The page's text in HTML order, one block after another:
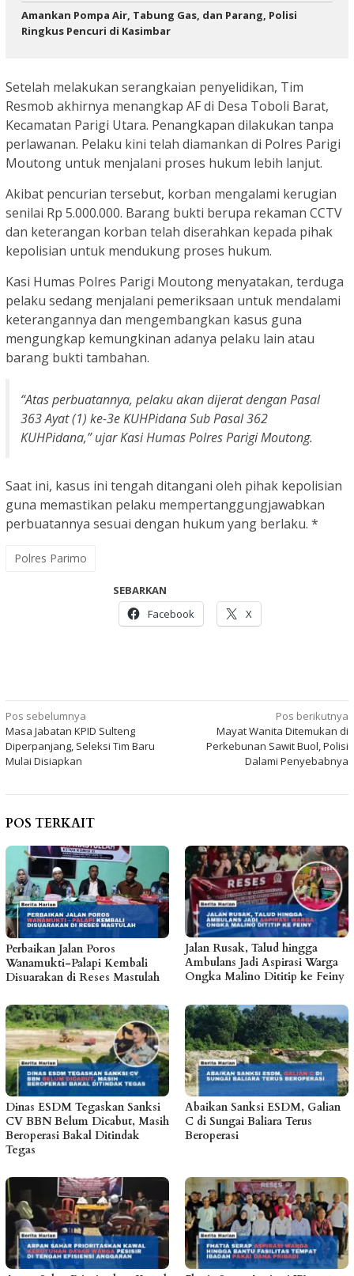
Amankan Pompa Air, Tabung Gas, dan Parang, Polisi
Ringkus Pencuri di Kasimbar
Setelah melakukan serangkaian penyelidikan, Tim
Resmob akhirnya menangkap AF di Desa Toboli Barat,
Kecamatan Parigi Utara. Penangkapan dilakukan tanpa
perlawanan. Pelaku kini telah diamankan di Polres Parigi
Moutong untuk menjalani proses hukum lebih lanjut.
Akibat pencurian tersebut, korban mengalami kerugian
senilai Rp 5.000.000. Barang bukti berupa rekaman CCTV
dan keterangan korban telah diserahkan kepada pihak
kepolisian untuk mendukung proses hukum.
Kasi Humas Polres Parigi Moutong menyatakan, terduga
pelaku sedang menjalani pemeriksaan untuk mendalami
keterangannya dan mengembangkan kasus guna
mengungkap kemungkinan adanya pelaku lain atau
barang bukti tambahan.
“Atas perbuatannya, pelaku akan dijerat dengan Pasal
363 Ayat (1) ke-3e KUHPidana Sub Pasal 362
KUHPidana,” ujar Kasi Humas Polres Parigi Moutong.
Saat ini, kasus ini tengah ditangani oleh pihak kepolisian
guna memastikan pelaku mempertanggungjawabkan
perbuatannya sesuai dengan hukum yang berlaku. *
Polres Parimo
SEBARKAN
Facebook
X
Navigasi
pos
Pos sebelumnya
Masa Jabatan KPID Sulteng
Diperpanjang, Seleksi Tim Baru
Mulai Disiapkan
Pos berikutnya
Mayat Wanita Ditemukan di
Perkebunan Sawit Buol, Polisi
Dalami Penyebabnya
POS TERKAIT
Perbaikan Jalan Poros
Wanamukti-Palapi Kembali
Disuarakan di Reses Mastulah
Jalan Rusak, Talud hingga
Ambulans Jadi Aspirasi Warga
Ongka Malino Dititip ke Feiny
Dinas ESDM Tegaskan Sanksi
CV BBN Belum Dicabut, Masih
Beroperasi Bakal Ditindak
Tegas
Abaikan Sanksi ESDM, Galian
C di Sungai Baliara Terus
Beroperasi